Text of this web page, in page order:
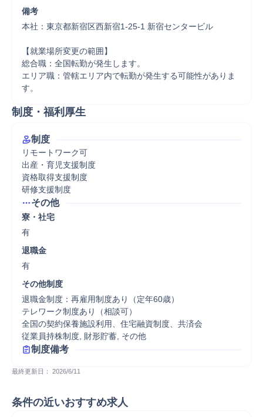
備考
本社：東京都新宿区西新宿1-25-1 新宿センタービル
【就業場所変更の範囲】
総合職：全国転勤が発生します。
エリア職：管轄エリア内で転勤が発生する可能性がありま
す。
制度・福利厚生
制度
リモートワーク可
出産・育児支援制度
資格取得支援制度
研修支援制度
その他
寮・社宅
有
退職金
有
その他制度
退職金制度：再雇用制度あり（定年60歳）
テレワーク制度あり（相談可）
全国の契約保養施設利用、住宅融資制度、共済会
従業員持株制度, 財形貯蓄, その他
制度備考
最終更新日： 2026/6/11
条件の近いおすすめ求人